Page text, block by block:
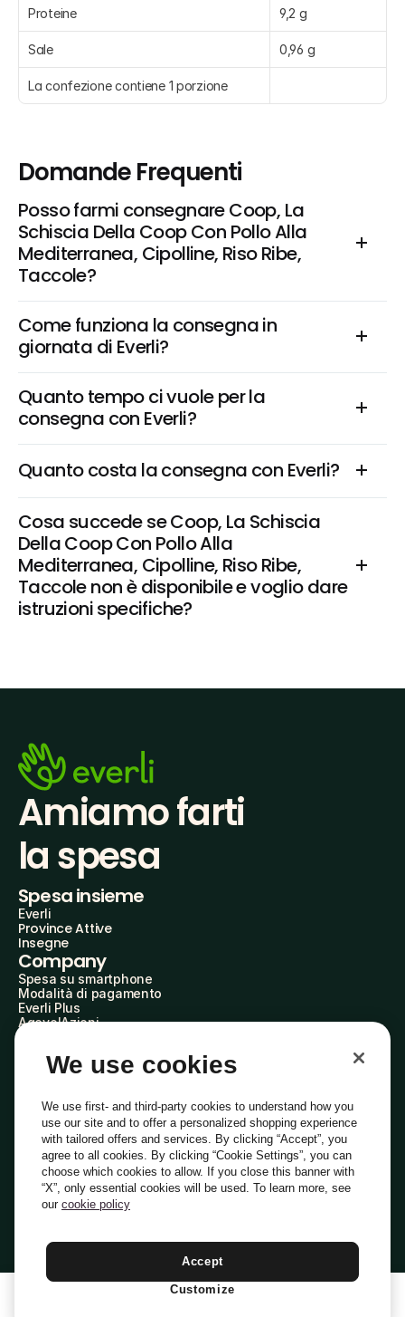
Proteine 9,2 g
Sale 0,96 g
La confezione contiene 1 porzione
Domande Frequenti
Posso farmi consegnare Coop, La
Schiscia Della Coop Con Pollo Alla
Mediterranea, Cipolline, Riso Ribe,
Taccole?
Come funziona la consegna in
giornata di Everli?
Quanto tempo ci vuole per la
consegna con Everli?
Quanto costa la consegna con Everli?
Cosa succede se Coop, La Schiscia
Della Coop Con Pollo Alla
Mediterranea, Cipolline, Riso Ribe,
Taccole non è disponibile e voglio dare
istruzioni specifiche?
Amiamo farti
la spesa
Spesa insieme
Everli
Province Attive
Insegne
Company
Spesa su smartphone
Modalità di pagamento
Everli Plus
AgevolAzioni
Everli Shoppers
Scopri chi siamo
Domande frequenti
Lavora con noi
Diventa Shopper
Investitori
PrivacyCookiePreferenze Cookie
Termini e Condizioni
Italiano
We use cookies
We use first- and third-party cookies to understand how you
use our site and to offer a personalized shopping experience
with tailored offers and services. By clicking “Accept”, you
agree to all cookies. By clicking “Cookie Settings”, you can
choose which cookies to allow. If you close this banner with
“X”, only essential cookies will be used. To learn more, see
our cookie policy
Accept
Customize